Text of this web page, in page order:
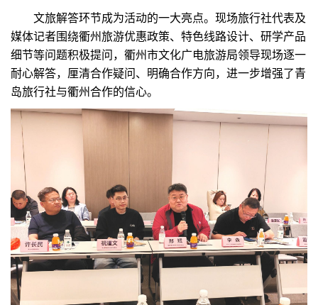
文旅解答环节成为活动的一大亮点。现场旅行社代表及
媒体记者围绕衢州旅游优惠政策、特色线路设计、研学产品
细节等问题积极提问，衢州市文化广电旅游局领导现场逐一
耐心解答，厘清合作疑问、明确合作方向，进一步增强了青
岛旅行社与衢州合作的信心。